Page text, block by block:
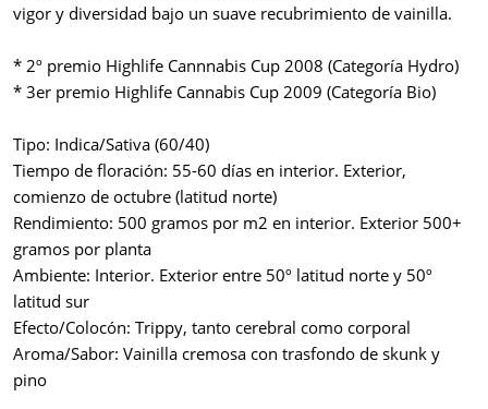
vigor y diversidad bajo un suave recubrimiento de vainilla.
* 2º premio Highlife Cannnabis Cup 2008 (Categoría Hydro)
* 3er premio Highlife Cannabis Cup 2009 (Categoría Bio)
Tipo: Indica/Sativa (60/40)
Tiempo de floración: 55-60 días en interior. Exterior,
comienzo de octubre (latitud norte)
Rendimiento: 500 gramos por m2 en interior. Exterior 500+
gramos por planta
Ambiente: Interior. Exterior entre 50º latitud norte y 50º
latitud sur
Efecto/Colocón: Trippy, tanto cerebral como corporal
Aroma/Sabor: Vainilla cremosa con trasfondo de skunk y
pino